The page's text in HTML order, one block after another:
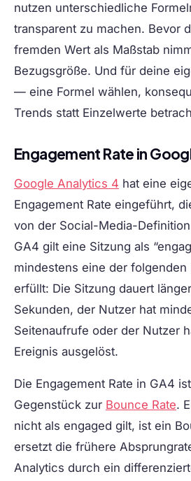
nutzen unterschiedliche
transparent zu machen. Bevor
fremden Wert als Maßstab
Bezugsgröße. Und für deine
— eine Formel wählen,
Trends statt Einzelwerte
Engagement Rate in
Google Analytics 4 hat eine
Engagement Rate eingeführt,
von der Social-Media-
GA4 gilt eine Sitzung als
mindestens eine der folgenden
erfüllt: Die Sitzung dauert
Sekunden, der Nutzer hat
Seitenaufrufe oder der Nutzer
Ereignis ausgelöst.
Die Engagement Rate in GA4
Gegenstück zur Bounce Rate.
nicht als engaged gilt, ist ein
ersetzt die frühere
Analytics durch ein